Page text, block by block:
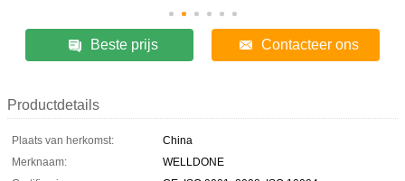
Beste prijs Contacteer ons
Productdetails
Plaats van herkomst:
China
Merknaam:
WELLDONE